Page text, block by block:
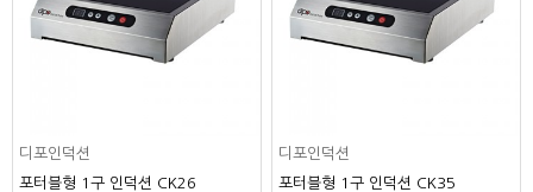
디포인덕션
포터블형 1구 인덕션 CK26
디포인덕션
포터블형 1구 인덕션 CK35